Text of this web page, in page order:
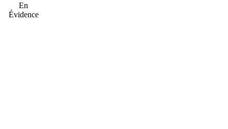
En
Évidence